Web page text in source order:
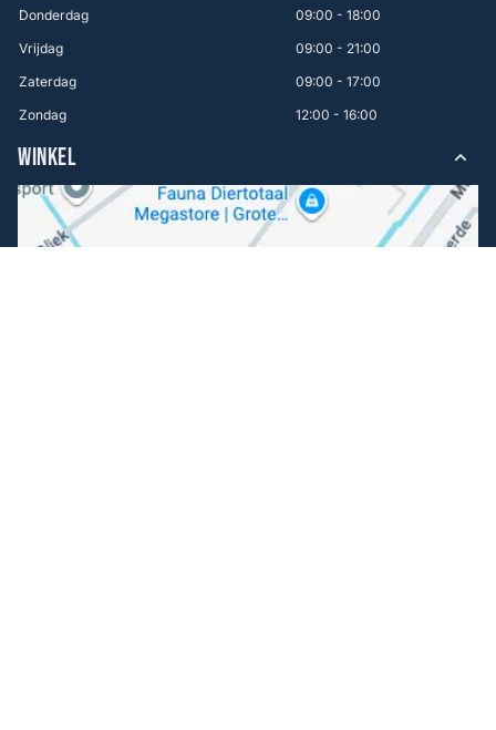
Donderdag
09:00 - 18:00
Vrijdag
09:00 - 21:00
Zaterdag
09:00 - 17:00
Zondag
12:00 - 16:00
WINKEL